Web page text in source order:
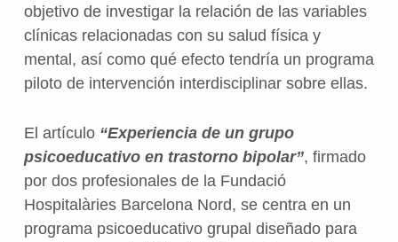
objetivo de investigar la relación de las variables
clínicas relacionadas con su salud física y
mental, así como qué efecto tendría un programa
piloto de intervención interdisciplinar sobre ellas.
El artículo “Experiencia de un grupo
psicoeducativo en trastorno bipolar”, firmado
por dos profesionales de la Fundació
Hospitalàries Barcelona Nord, se centra en un
programa psicoeducativo grupal diseñado para